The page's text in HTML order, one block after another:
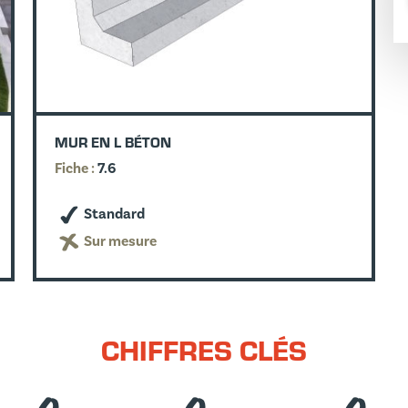
MUR EN L BÉTON
Fiche :7.6
Standard
Sur mesure
CHIFFRES CLÉS